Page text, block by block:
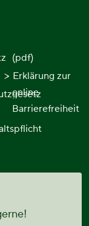
(pdf)
Erklärung zur
online
Barrierefreiheit